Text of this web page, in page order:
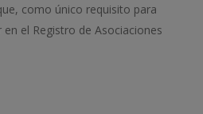
como único requisito para
el Registro de Asociaciones